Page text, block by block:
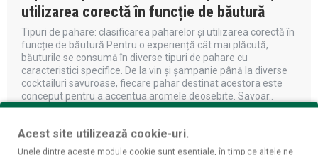
utilizarea corectă în funcție de băutură
Tipuri de pahare: clasificarea paharelor și utilizarea corectă în
funcție de băutură Pentru o experiență cât mai plăcută,
băuturile se consumă în diverse tipuri de pahare cu
caracteristici specifice. De la vin și șampanie până la diverse
cocktailuri savuroase, fiecare pahar destinat acestora este
conceput pentru a accentua aromele deosebite. Savoar..
CITESTE MAI DEPARTE
Acest site utilizează cookie-uri.
Unele dintre aceste module cookie sunt esențiale, în timp ce altele ne